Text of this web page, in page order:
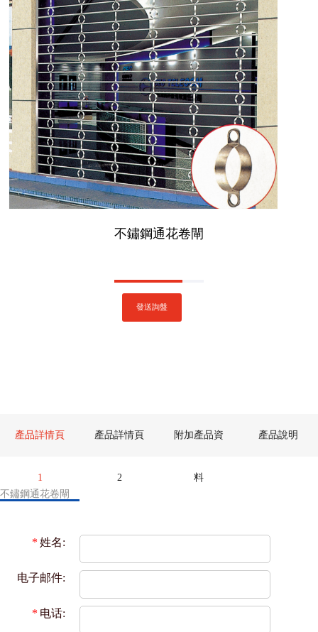
不鏽鋼通花卷閘
發送詢盤
產品詳情頁
1
產品詳情頁
2
附加產品資
料
產品說明
不鏽鋼通花卷閘
* 姓名:
电子邮件:
* 电话: